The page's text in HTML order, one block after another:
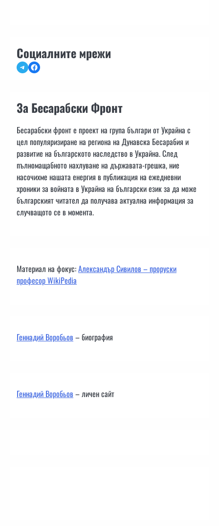
Социалните мрежи
TelegramFacebook
За Бесарабски Фронт
Бесарабски фронт е проект на група българи от Украйна с
цел популяризиране на региона на Дунавска Бесарабия и
развитие на българското наследство в Украйна. След
пълномащабното нахлуване на държавата-грешка, ние
насочихме нашата енергия в публикация на ежедневни
хроники за войната в Украйна на български език за да може
българският читател да получава актуална информация за
случващото се в момента.
Материал на фокус:Александър Сивилов – проруски
професор WikiPedia
Геннадий Воробьов– биография
Геннадий Воробьов– личен сайт